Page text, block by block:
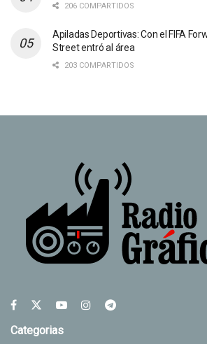
206 COMPARTIDOS
Apiladas Deportivas: Con el FIFA
Street entró al área
203 COMPARTIDOS
Categorias